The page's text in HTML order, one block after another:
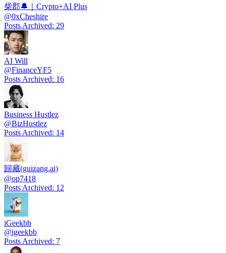
柴郡🔔｜Crypto+AI Plus
@0xCheshire
Posts Archived: 29
AI Will
@FinanceYF5
Posts Archived: 16
Business Hustlez
@BizHustlez
Posts Archived: 14
歸藏(guizang.ai)
@op7418
Posts Archived: 12
iGeekbb
@igeekbb
Posts Archived: 7